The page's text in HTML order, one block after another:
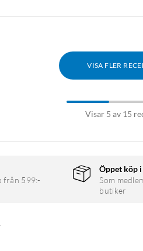
VISA FLER
Visar 5 av 15
från 599:-
Öppet köp
Som
butiker